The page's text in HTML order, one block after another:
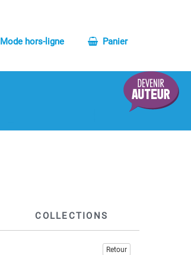
Mode hors-ligne Panier
COLLECTIONS
Retour